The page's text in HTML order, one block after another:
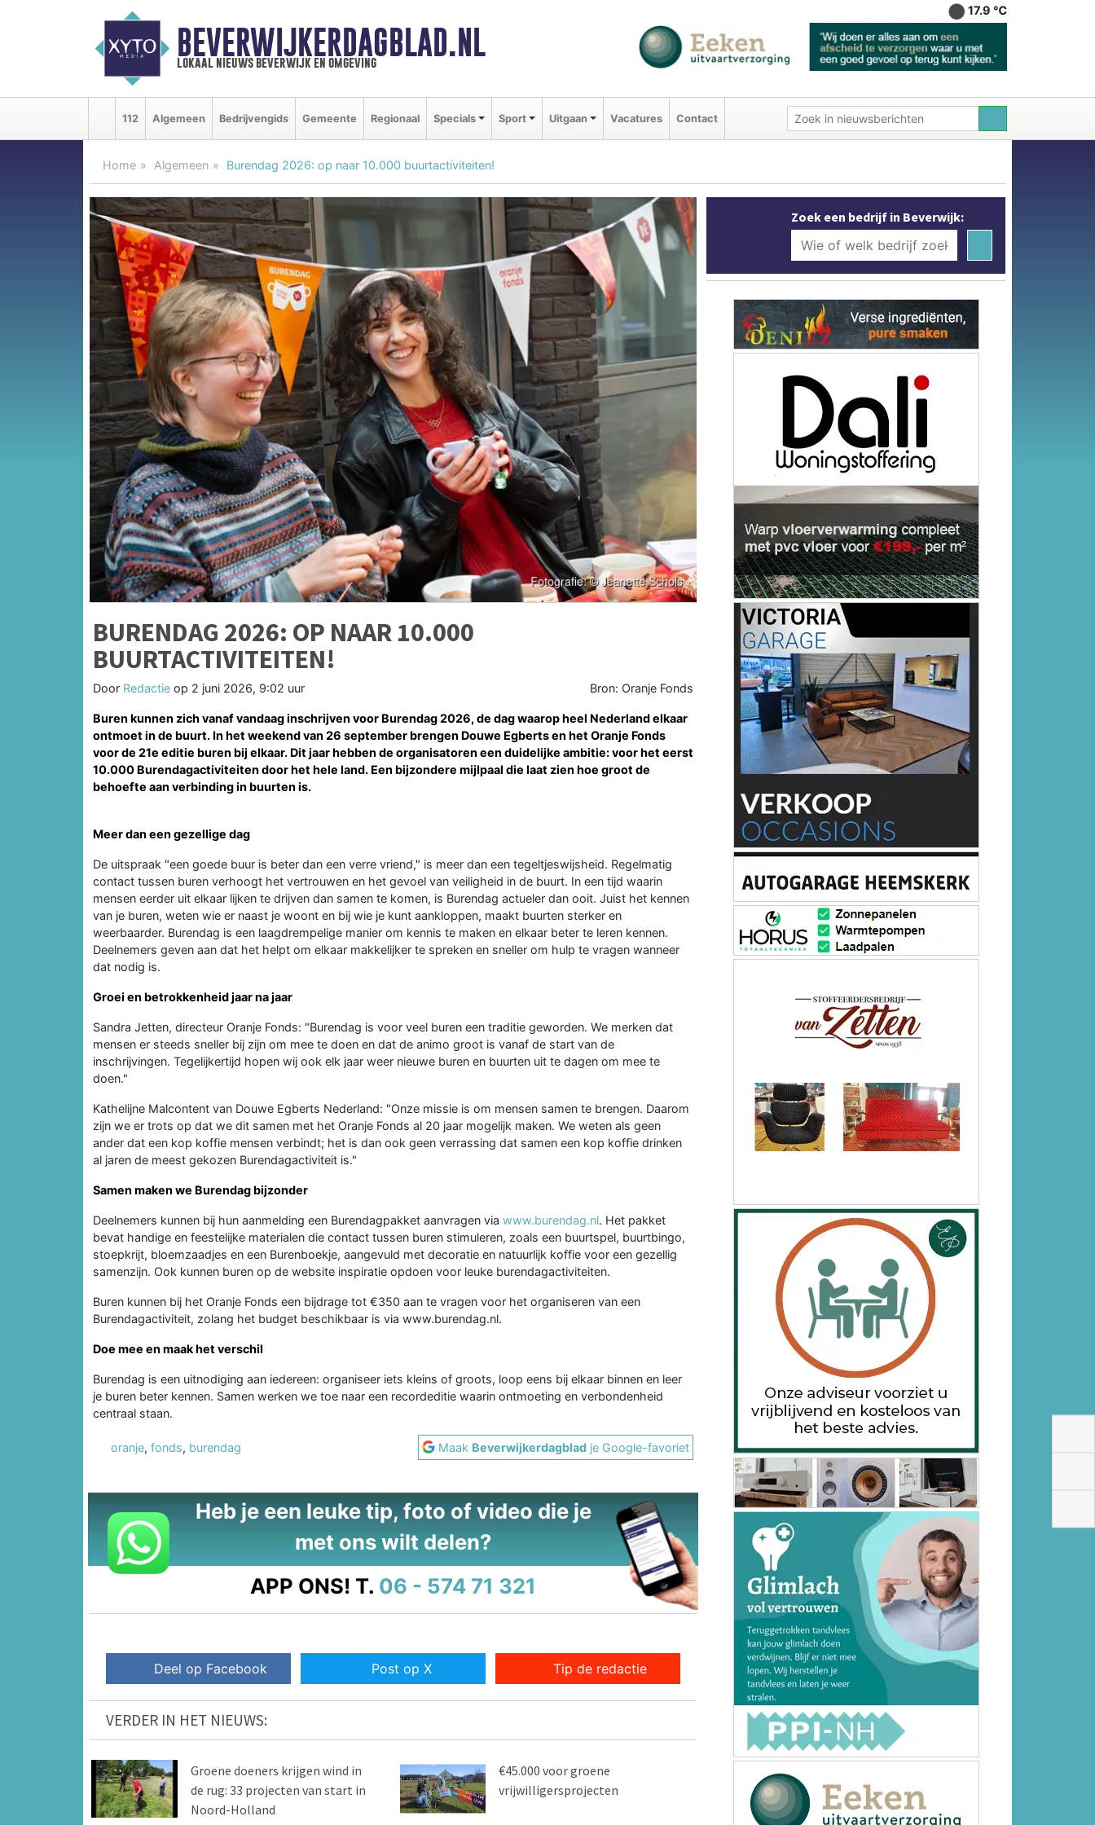
BEVERWIJKERDAGBLAD.NL
lokaal nieuws beverwijk en omgeving
17.9 ℃
112 Algemeen Bedrijvengids Gemeente Regionaal Specials Sport Uitgaan Vacatures Contact
Home Algemeen Burendag 2026: op naar 10.000 buurtactiviteiten!
BURENDAG 2026: OP NAAR 10.000
BUURTACTIVITEITEN!
Door Redactie op 2 juni 2026, 9:02 uur Bron: Oranje Fonds
Buren kunnen zich vanaf vandaag inschrijven voor Burendag 2026, de dag waarop heel Nederland elkaar
ontmoet in de buurt. In het weekend van 26 september brengen Douwe Egberts en het Oranje Fonds
voor de 21e editie buren bij elkaar. Dit jaar hebben de organisatoren een duidelijke ambitie: voor het eerst
10.000 Burendagactiviteiten door het hele land. Een bijzondere mijlpaal die laat zien hoe groot de
behoefte aan verbinding in buurten is.
Meer dan een gezellige dag
De uitspraak "een goede buur is beter dan een verre vriend," is meer dan een tegeltjeswijsheid. Regelmatig
contact tussen buren verhoogt het vertrouwen en het gevoel van veiligheid in de buurt. In een tijd waarin
mensen eerder uit elkaar lijken te drijven dan samen te komen, is Burendag actueler dan ooit. Juist het kennen
van je buren, weten wie er naast je woont en bij wie je kunt aankloppen, maakt buurten sterker en
weerbaarder. Burendag is een laagdrempelige manier om kennis te maken en elkaar beter te leren kennen.
Deelnemers geven aan dat het helpt om elkaar makkelijker te spreken en sneller om hulp te vragen wanneer
dat nodig is.
Groei en betrokkenheid jaar na jaar
Sandra Jetten, directeur Oranje Fonds: "Burendag is voor veel buren een traditie geworden. We merken dat
mensen er steeds sneller bij zijn om mee te doen en dat de animo groot is vanaf de start van de
inschrijvingen. Tegelijkertijd hopen wij ook elk jaar weer nieuwe buren en buurten uit te dagen om mee te
doen."
Kathelijne Malcontent van Douwe Egberts Nederland: "Onze missie is om mensen samen te brengen. Daarom
zijn we er trots op dat we dit samen met het Oranje Fonds al 20 jaar mogelijk maken. We weten als geen
ander dat een kop koffie mensen verbindt; het is dan ook geen verrassing dat samen een kop koffie drinken
al jaren de meest gekozen Burendagactiviteit is."
Samen maken we Burendag bijzonder
Deelnemers kunnen bij hun aanmelding een Burendagpakket aanvragen via www.burendag.nl. Het pakket
bevat handige en feestelijke materialen die contact tussen buren stimuleren, zoals een buurtspel, buurtbingo,
stoepkrijt, bloemzaadjes en een Burenboekje, aangevuld met decoratie en natuurlijk koffie voor een gezellig
samenzijn. Ook kunnen buren op de website inspiratie opdoen voor leuke burendagactiviteiten.
Buren kunnen bij het Oranje Fonds een bijdrage tot €350 aan te vragen voor het organiseren van een
Burendagactiviteit, zolang het budget beschikbaar is via www.burendag.nl.
Doe mee en maak het verschil
Burendag is een uitnodiging aan iedereen: organiseer iets kleins of groots, loop eens bij elkaar binnen en leer
je buren beter kennen. Samen werken we toe naar een recordeditie waarin ontmoeting en verbondenheid
centraal staan.
oranje, fonds, burendag Maak Beverwijkerdagblad je Google-favoriet
Heb je een leuke tip, foto of video die je
met ons wilt delen?
APP ONS! T. 06 - 574 71 321
Deel op Facebook Post op X Tip de redactie
VERDER IN HET NIEUWS:
Groene doeners krijgen wind in
de rug: 33 projecten van start in
Noord-Holland
€45.000 voor groene
vrijwilligersprojecten
Zoek een bedrijf in Beverwijk: